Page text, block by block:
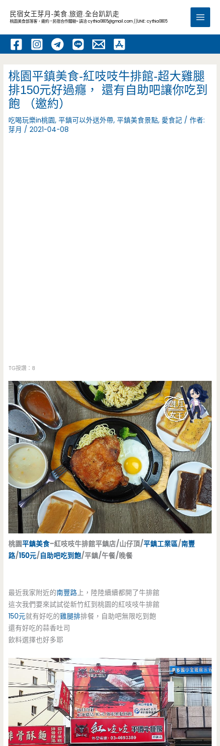
內
民宿女王芽月-美食.旅遊.全台趴趴走
桃園美食部落客，邀約 -民宿合作體驗~ 請洽cythia0805@gmail.com //LINE: cythia0805
Main
桃園平鎮美食-紅吱吱牛排館-超大雞腿
排150元好過癮， 還有自助吧讓你吃到
飽 （邀約）
吃喝玩樂in桃園,平鎮可以外送外帶,平鎮美食景點, 愛食記 / 作者:
芽月 /2021-04-08
TG按讚：8
桃園平鎮美食–紅吱吱牛排館平鎮店/山仔頂/平鎮工業區/南豐
路/150元/自助吧吃到飽/平鎮/午餐/晚餐
最近我家附近的南豐路上，陸陸續續都開了牛排館
這次我們要來試試從新竹紅到桃園的紅吱吱牛排館
150元就有好吃的雞腿排排餐，自助吧無限吃到飽
還有好吃的蒜香吐司
飲料選擇也好多耶